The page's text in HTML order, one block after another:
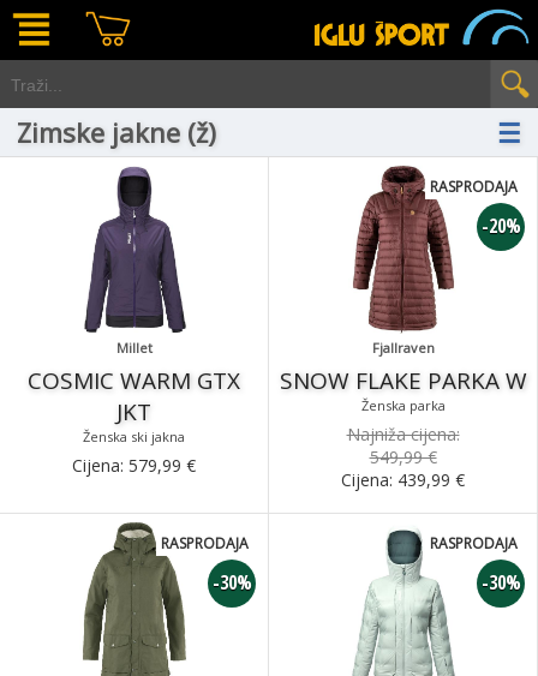
Zimske jakne (ž) ☰
Millet
COSMIC WARM GTX
JKT
Ženska ski jakna
Cijena: 579,99 €
Fjallraven
SNOW FLAKE PARKA W
Ženska parka
-20%
RASPRODAJA
Najniža cijena:
549,99 €
Cijena: 439,99 €
-30%
RASPRODAJA
-30%
RASPRODAJA